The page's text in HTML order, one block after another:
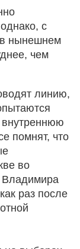
с
нынешнем
чем
линию,
внутреннюю
помнят, что
во
Владимира
раз после